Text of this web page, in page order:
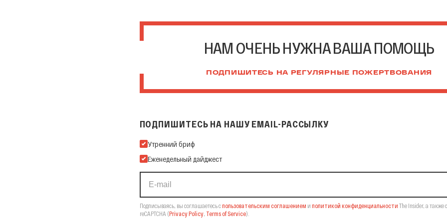
НАМ ОЧЕНЬ НУЖНА ВАША ПОМОЩЬ
ПОДПИШИТЕСЬ НА РЕГУЛЯРНЫЕ ПОЖЕРТВОВАНИЯ
ПОДПИШИТЕСЬ НА НАШУ EMAIL-РАССЫЛКУ
Подпишитесь на нашу Email-рассылку
Утренний бриф
Еженедельный дайджест
Подписываясь, вы соглашаетесь спользовательским соглашением и политикой конфиденциальности The Insider, а также
reCAPTCHA (Privacy Policy, Terms of Service).